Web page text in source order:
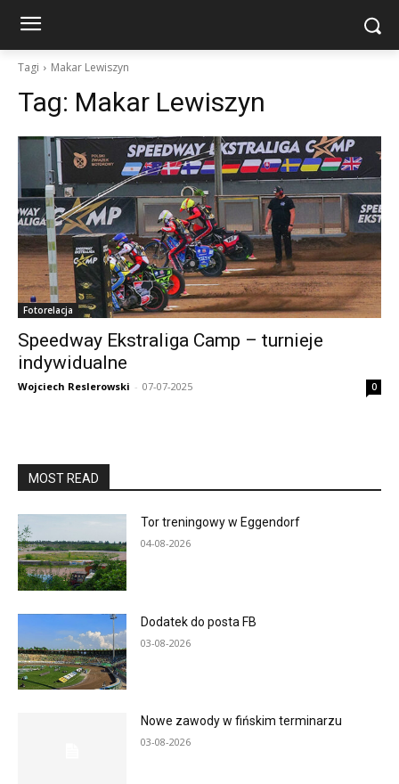
Tagi Makar Lewiszyn
Tag: Makar Lewiszyn
Fotorelacja
Speedway Ekstraliga Camp – turnieje
indywidualne
Wojciech Reslerowski - 07-07-2025 0
MOST READ
Tor treningowy w Eggendorf
04-08-2026
Dodatek do posta FB
03-08-2026
Nowe zawody w fińskim terminarzu
03-08-2026